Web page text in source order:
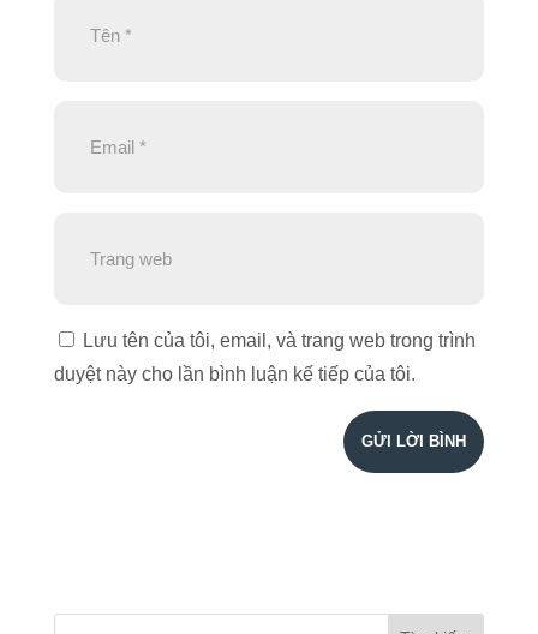
Lưu tên của tôi, email, và trang web trong trình
duyệt này cho lần bình luận kế tiếp của tôi.